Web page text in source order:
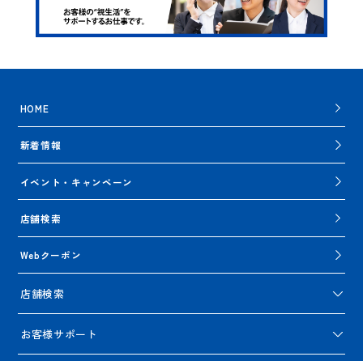
HOME
新着情報
イベント・キャンペーン
店舗検索
Webクーポン
店舗検索
お客様サポート